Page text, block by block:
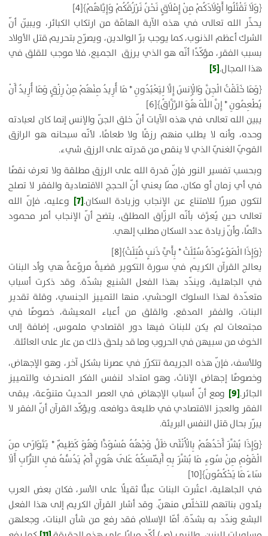
﴿وَلَا تَقْتُلُوا أَوْلَادَكُمْ مِنْ إِمْلَاقٍ نَحْنُ نَرْزُقُكُمْ وَإِيَّاهُمْ﴾[4]
يحذّر الله تعالى في هذه الآية الهامّة من ارتكاب الكبائر، ويبيّن أنّ
الشرك أعظم الذنوب، كما يوجب برّ الوالدين، ويصرّح بتحريم قتل الأولاد
بسبب الفقر، مؤكّدًا أنّه هو الذي يرزق الجميع، فلا موجب للقلق في
هذا المجال.[5]
﴿وَمَا خَلَقْتُ الْجِنَّ وَالْإِنسَ إِلَّا لِيَعْبُدُونِ * مَا أُرِيدُ مِنْهُمْ مِنْ رِزْقٍ وَمَا أُرِيدُ أَنْ
يُطْعِمُونِ * إِنَّ اللَّهَ هُوَ الرَّزَّاقُ﴾[6]
يبين الله تعالى في هذه الآيات أنّ خلق الجنّ والإنس إنما كان لعبادته
وحده، وأنه لا يطلب منهم رزقًا ولا طعامًا، لأنّه سبحانه هو الرازق
القويّ الغنيّ الذي لا ينقص من قدرته على الرزق شيء.
وبحسب تفسير النور فإنّ قدرة الله على الرزق مطلقة ولا تعرف نقصًا
في أي زمان أو مكان، ممّا يعني أنّ الحجج الاقتصادية والفقر لا تصلح
لتكون مبررًا للامتناع عن الإنجاب وزيادة السكان.[7]
وعليه، فإنّ الله
تعالى حين يُعرَّف بأنّه الرزّاق المطلق، يتضح أنّ الإنجاب أمر محمود
دائمًا، وأنّ زيادة عدد السكان مطلب إلهي.
﴿وَإِذَا الْمَوْءُودَةُ سُئِلَتْ * بِأَيِّ ذَنبٍ قُتِلَتْ﴾[8]
يعالج القرآن الكريم في سورة التكوير قضيةً مروّعةً هي وأد البنات
في الجاهلية، ويندّد بهذا الفعل الشنيع بشدّة. وقد ذكرت أسباب
متعدّدة لهذا السلوك الوحشي، منها التمييز الجنسي، وقلة تقدير
البنات، والفقر المدقع، والقلق من أعباء المعيشة، خصوصًا في
مجتمعات لم يكن للبنات فيها دور اقتصادي ملموس، إضافة إلى
الخوف من سبيهن في الحروب وما قد يلحق ذلك من عار على العائلة.
وللأسف، فإنّ هذه الجريمة تتكرّر في عصرنا بشكل آخر، وهو الإجهاض،
وخصوصًا إجهاض الإناث، وهو امتداد لنفس الفكر المنحرف والتمييز
الجائر.[9]
ومع أنّ أسباب الإجهاض في العصر الحديث متنوّعة، يبقى
الفقر والعجز الاقتصادي في طليعة دوافعه. ويؤكّد القرآن أنّ الفقر لا
يبرّر بحال قتل النفس البريئة.
﴿وَإِذَا بُشِّرَ أَحَدُهُمْ بِالْأُنْثَى ظَلَّ وَجْهُهُ مُسْوَدًّا وَهُوَ كَظِيمٌ * يَتَوَارَى مِنَ
الْقَوْمِ مِنْ سُوءِ مَا بُشِّرَ بِهِ أَيُمْسِكُهُ عَلَى هُونٍ أَمْ يَدُسُّهُ فِي التُّرَابِ أَلَا
سَاءَ مَا يَحْكُمُونَ﴾[10]
في الجاهلية، اعتُبرت البنات عبئًا ثقيلًا على الأسر، فكان بعض العرب
يئدون بناتهم للتخلّص منهنّ. وقد أشار القرآن الكريم إلى هذا الفعل
البشع وندّد به بشدّة. أمّا الإسلام فقد رفع من شأن البنات، وجعلهن